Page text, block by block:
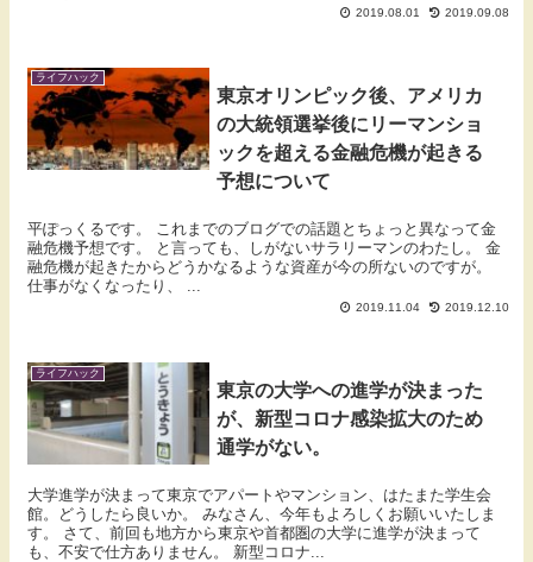
2019.08.01 2019.09.08
ライフハック
東京オリンピック後、アメリカ
の大統領選挙後にリーマンショ
ックを超える金融危機が起きる
予想について
平ぽっくるです。 これまでのブログでの話題とちょっと異なって金
融危機予想です。 と言っても、しがないサラリーマンのわたし。 金
融危機が起きたからどうかなるような資産が今の所ないのですが。
仕事がなくなったり、 ...
2019.11.04 2019.12.10
ライフハック
東京の大学への進学が決まった
が、新型コロナ感染拡大のため
通学がない。
大学進学が決まって東京でアパートやマンション、はたまた学生会
館。どうしたら良いか。 みなさん、今年もよろしくお願いいたしま
す。 さて、前回も地方から東京や首都圏の大学に進学が決まって
も、不安で仕方ありません。 新型コロナ...